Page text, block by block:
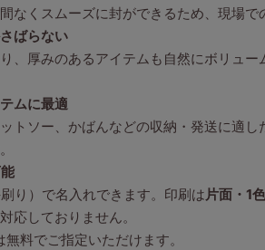
なくスムーズに封ができるため、現場で
ばらない
、厚みのあるアイテムも自然にボリュ
ムに最適
トソー、かばんなどの収納・発送に適
り）で名入れできます。印刷は片面・1
応しておりません。
料でご指定いただけます。